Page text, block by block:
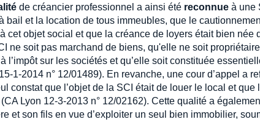
de créancier professionnel a ainsi été reconnue à une
bail et la location de tous immeubles, que le
cet objet social et que la créance de loyers était bien née
ne soit pas marchand de biens, qu'elle ne soit propriétaire
l’impôt sur les sociétés et qu’elle soit constituée
1-2014 n° 12/01489). En revanche, une cour d’appel a
constat que l’objet de la SCI était de louer le local et que
Lyon 12-3-2013 n° 12/02162). Cette qualité a
et son fils en vue d’exploiter un seul bien immobilier,